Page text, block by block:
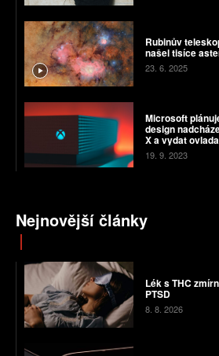
Rubinův
našel tisíce
23. 6. 2025
Microsoft
design
X a vydat
19. 9. 2023
Nejnovější články
Lék s THC
PTSD
8. 8. 2026